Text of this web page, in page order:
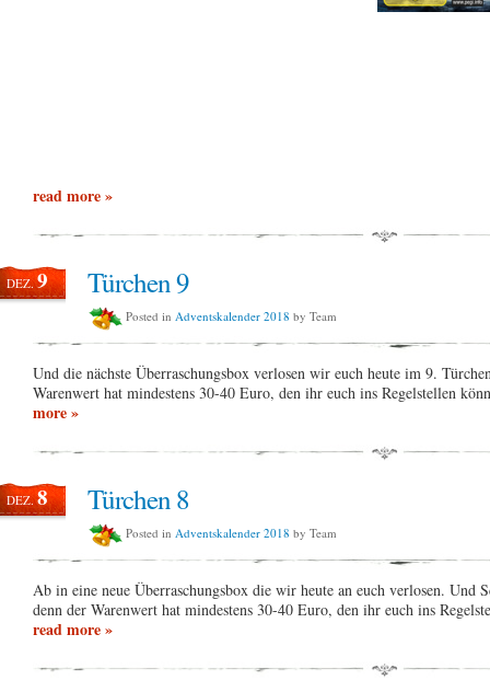
read more »
DEZ.9 Türchen 9
Posted in Adventskalender 2018 by Team
Und die nächste Überraschungsbox verlosen wir euch heute im 9.
Warenwert hat mindestens 30-40 Euro, den ihr euch ins Regelstellen
more »
DEZ.8 Türchen 8
Posted in Adventskalender 2018 by Team
Ab in eine neue Überraschungsbox die wir heute an euch verlosen.
denn der Warenwert hat mindestens 30-40 Euro, den ihr euch ins
read more »